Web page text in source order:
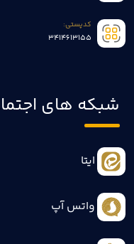
کدپستی:
3414613155
شبکه های
ایتا
واتس آپ